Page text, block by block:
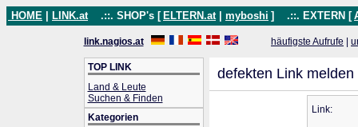
HOME LINK.at .::. SHOP's [ ELTERN.at myboshi ] .::. EXTERN [
link.nagios.at häufigste Aufrufe
TOP LINK
Land & Leute
Suchen & Finden
Kategorien
defekten Link melden
Link: